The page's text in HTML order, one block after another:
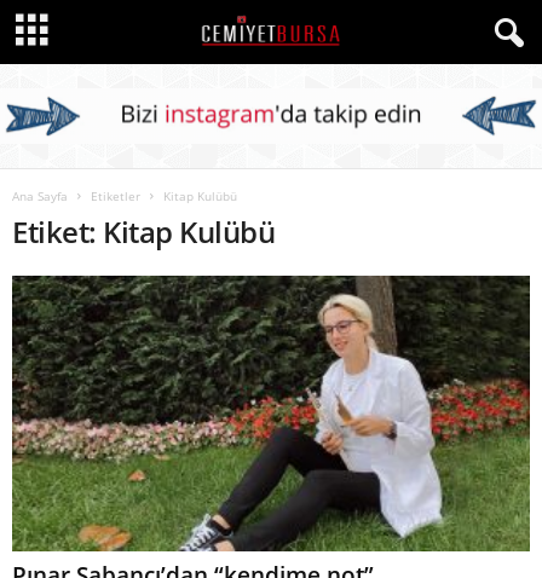
Ana Sayfa Etiketler Kitap Kulübü
Etiket: Kitap Kulübü